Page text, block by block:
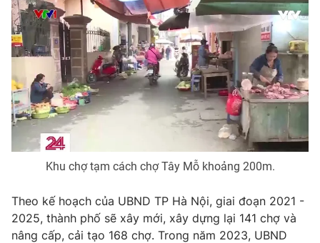
® Cấm sao chép dưới mọi hình thức nếu không có sự chấp
thông tin từ website này.
Khu chợ tạm cách chợ Tây Mỗ khoảng 200m.
Theo kế hoạch của UBND TP Hà Nội, giai đoạn 2021 -
2025, thành phố sẽ xây mới, xây dựng lại 141 chợ và
nâng cấp, cải tạo 168 chợ. Trong năm 2023, UBND